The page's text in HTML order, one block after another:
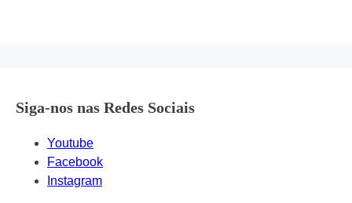
Siga-nos nas Redes Sociais
Youtube
Facebook
Instagram